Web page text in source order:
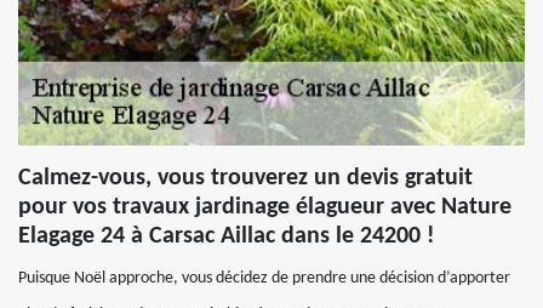
Calmez-vous, vous trouverez un devis gratuit
pour vos travaux jardinage élagueur avec Nature
Elagage 24 à Carsac Aillac dans le 24200 !
Puisque Noël approche, vous décidez de prendre une décision d’apporter